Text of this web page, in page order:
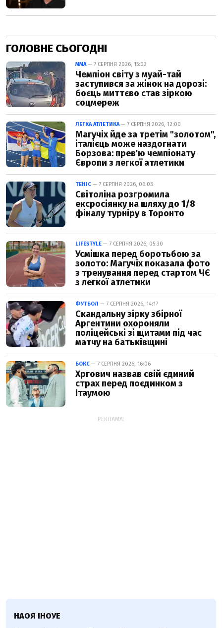
ГОЛОВНЕ СЬОГОДНІ
ММА— 7 СЕРПНЯ 2026, 15:02
Чемпіон світу з муай-тай
заступився за жінок на дорозі:
боєць миттєво став зіркою
соцмереж
ЛЕГКА АТЛЕТИКА— 7 СЕРПНЯ 2026, 12:00
Магучіх йде за третім "золотом",
італієць може наздогнати
Борзова: прев'ю чемпіонату
Європи з легкої атлетики
ТЕНІС — 7 СЕРПНЯ 2026, 06:03
Світоліна розгромила
ексросіянку на шляху до 1/8
фіналу турніру в Торонто
LIFESTYLE — 7 СЕРПНЯ 2026, 05:30
Усмішка перед боротьбою за
золото: Магучіх показала фото
з тренування перед стартом ЧЄ
з легкої атлетики
ФУТБОЛ — 7 СЕРПНЯ 2026, 14:17
Скандальну зірку збірної
Аргентини охороняли
поліцейські зі щитами під час
матчу на батьківщині
БОКС — 7 СЕРПНЯ 2026, 16:06
Хргович назвав свій єдиний
страх перед поєдинком з
Ітаумою
РЕКЛАМА:
НАОЯ ІНОУЕ